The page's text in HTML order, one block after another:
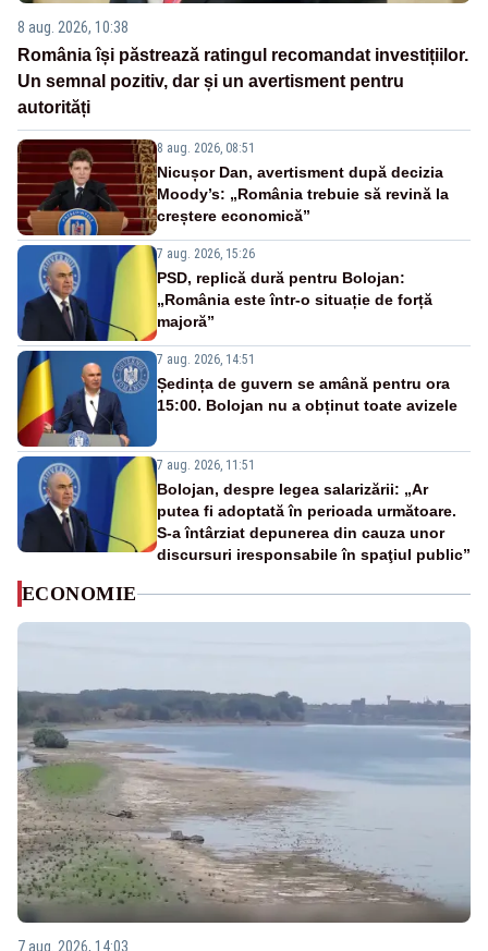
8 aug. 2026, 10:38
România își păstrează ratingul recomandat investițiilor.
Un semnal pozitiv, dar și un avertisment pentru
autorități
8 aug. 2026, 08:51
Nicușor Dan, avertisment după decizia
Moody’s: „România trebuie să revină la
creștere economică”
7 aug. 2026, 15:26
PSD, replică dură pentru Bolojan:
„România este într-o situație de forță
majoră”
7 aug. 2026, 14:51
Ședința de guvern se amână pentru ora
15:00. Bolojan nu a obținut toate avizele
7 aug. 2026, 11:51
Bolojan, despre legea salarizării: „Ar
putea fi adoptată în perioada următoare.
S-a întârziat depunerea din cauza unor
discursuri iresponsabile în spaţiul public”
ECONOMIE
7 aug. 2026, 14:03